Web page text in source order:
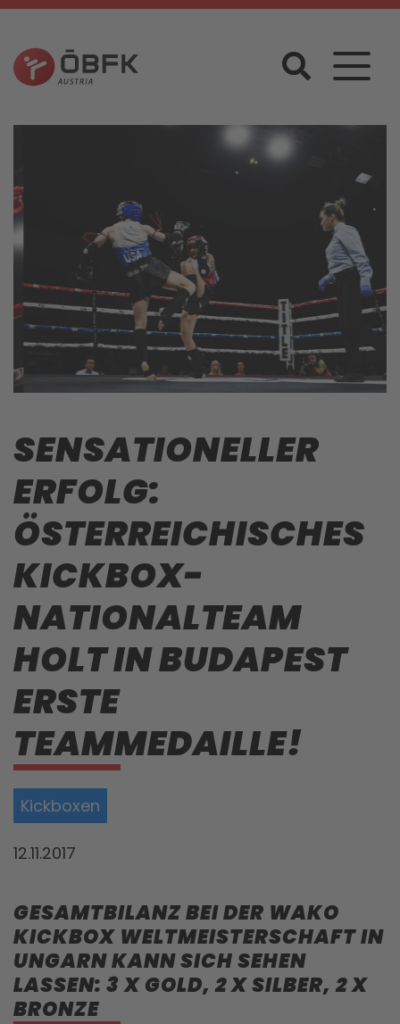
SENSATIONELLER
ERFOLG:
ÖSTERREICHISCHES
KICKBOX-
NATIONALTEAM
HOLT IN BUDAPEST
ERSTE
TEAMMEDAILLE!
Kickboxen
12.11.2017
GESAMTBILANZ BEI DER WAKO
KICKBOX WELTMEISTERSCHAFT IN
UNGARN KANN SICH SEHEN
LASSEN: 3 X GOLD, 2 X SILBER, 2 X
BRONZE